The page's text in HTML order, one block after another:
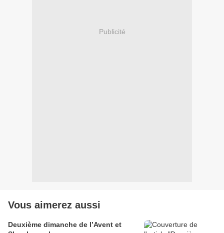
Publicité
Vous aimerez aussi
Deuxième dimanche de l’Avent et